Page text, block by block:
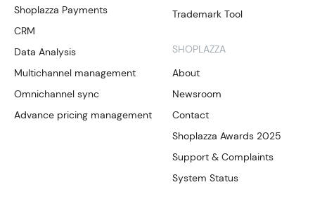
Shoplazza Payments
CRM
Data Analysis
Multichannel management
Omnichannel sync
Advance pricing management
Trademark Tool
SHOPLAZZA
About
Newsroom
Contact
Shoplazza Awards 2025
Support & Complaints
System Status